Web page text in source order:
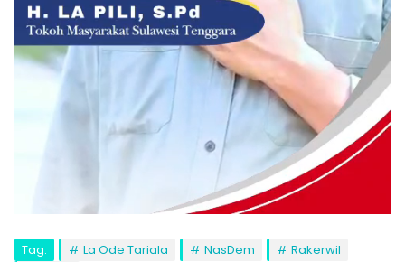
Tag: La Ode Tariala NasDem
Rakerwil